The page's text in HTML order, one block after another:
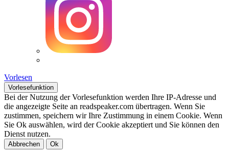
Vorlesen
Vorlesefunktion
Bei der Nutzung der Vorlesefunktion werden Ihre IP-Adresse und
die angezeigte Seite an readspeaker.com übertragen. Wenn Sie
zustimmen, speichern wir Ihre Zustimmung in einem Cookie. Wenn
Sie Ok auswählen, wird der Cookie akzeptiert und Sie können den
Dienst nutzen.
Abbrechen Ok